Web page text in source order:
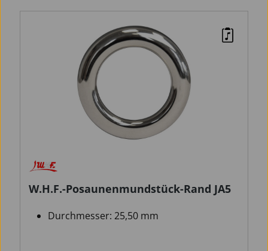
W.H.F.-Posaunenmundstück-Rand JA5
Durchmesser: 25,50 mm